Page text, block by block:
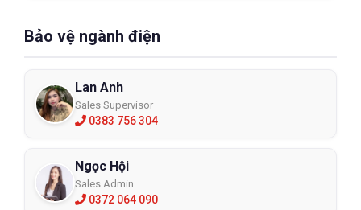
Bảo vệ ngành điện
Lan Anh
Sales Supervisor
0383 756 304
Ngọc Hội
Sales Admin
0372 064 090